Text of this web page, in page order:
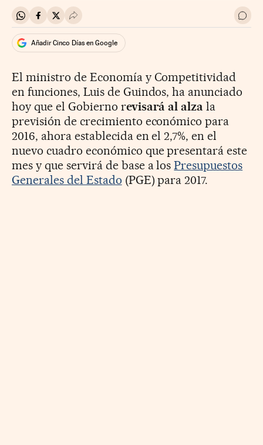
Compartir en Whatsapp
Compartir en Facebook
Compartir en Twitter
Desplegar Redes Sociales Ir a
Añadir Cinco Días en Google
El ministro de Economía y Competitividad
en funciones, Luis de Guindos, ha anunciado
hoy que el Gobierno revisará al alza la
previsión de crecimiento económico para
2016, ahora establecida en el 2,7%, en el
nuevo cuadro económico que presentará este
mes y que servirá de base a losPresupuestos
Generales del Estado (PGE) para 2017.